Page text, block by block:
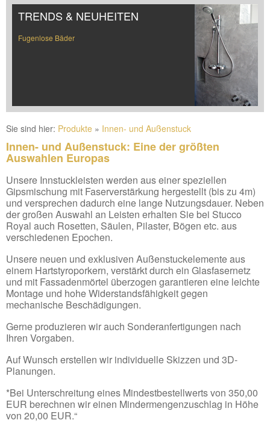
TRENDS & NEUHEITEN
Fugenlose Bäder
Sie sind hier: Produkte » Innen- und Außenstuck
Innen- und Außenstuck: Eine der größten
Auswahlen Europas
Unsere Innstuckleisten werden aus einer speziellen
Gipsmischung mit Faserverstärkung hergestellt (bis zu 4m)
und versprechen dadurch eine lange Nutzungsdauer. Neben
der großen Auswahl an Leisten erhalten Sie bei Stucco
Royal auch Rosetten, Säulen, Pilaster, Bögen etc. aus
verschiedenen Epochen.
Unsere neuen und exklusiven Außenstuckelemente aus
einem Hartstyroporkern, verstärkt durch ein Glasfasernetz
und mit Fassadenmörtel überzogen garantieren eine leichte
Montage und hohe Widerstandsfähigkeit gegen
mechanische Beschädigungen.
Gerne produzieren wir auch Sonderanfertigungen nach
Ihren Vorgaben.
Auf Wunsch erstellen wir individuelle Skizzen und 3D-
Planungen.
*Bei Unterschreitung eines Mindestbestellwerts von 350,00
EUR berechnen wir einen Mindermengenzuschlag in Höhe
von 20,00 EUR.“